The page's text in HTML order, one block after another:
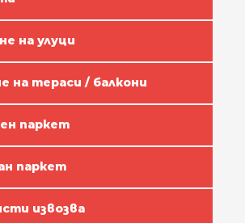
на улуци
на тераси / балкони
паркет
паркет
извозва